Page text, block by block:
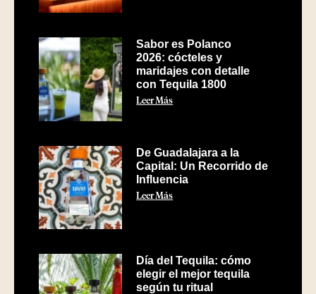
Sabor es Polanco
2026: cócteles y
maridajes con detalle
con Tequila 1800
Leer Más
De Guadalajara a la
Capital: Un Recorrido de
Influencia
Leer Más
Día del Tequila: cómo
elegir el mejor tequila
según tu ritual